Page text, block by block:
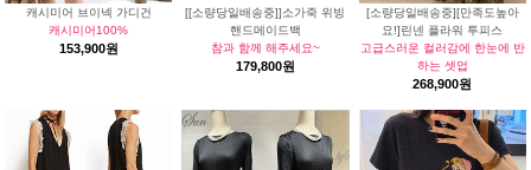
캐시미어 브이넥 가디건
캐시미어100%
153,900원
[[소량당일배송중]]소가죽 위빙
핸드메이드백
참과 함께 해주세요~
179,800원
[소량당일배송중][만족도높아
요!]린넨 플라워 투피스
고급스러운 컬러감에 한눈에 반
하는 셋업
268,900원